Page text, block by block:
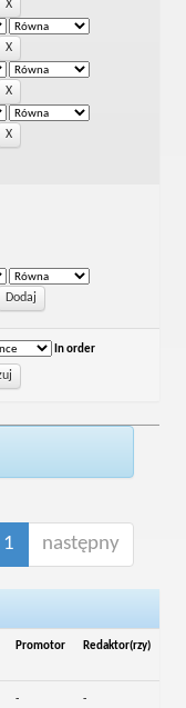
In order
1 następny
Promotor Redaktor(rzy)
- -